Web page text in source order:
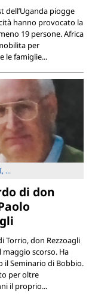
dell’Uganda piogge
hanno provocato la
19 persone. Africa
per
le famiglie...
...
di don
Torrio, don Rezzoagli
scorso. Ha
il Seminario di Bobbio.
per oltre
il proprio...